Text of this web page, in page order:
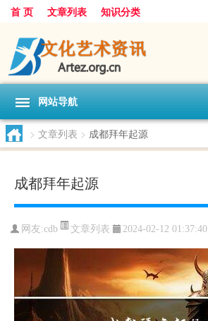
首 页 文章列表 知识分类
网站导航
> 文章列表 > 成都拜年起源
成都拜年起源
网友:cdb 文章列表 2024-02-12 01:37:40